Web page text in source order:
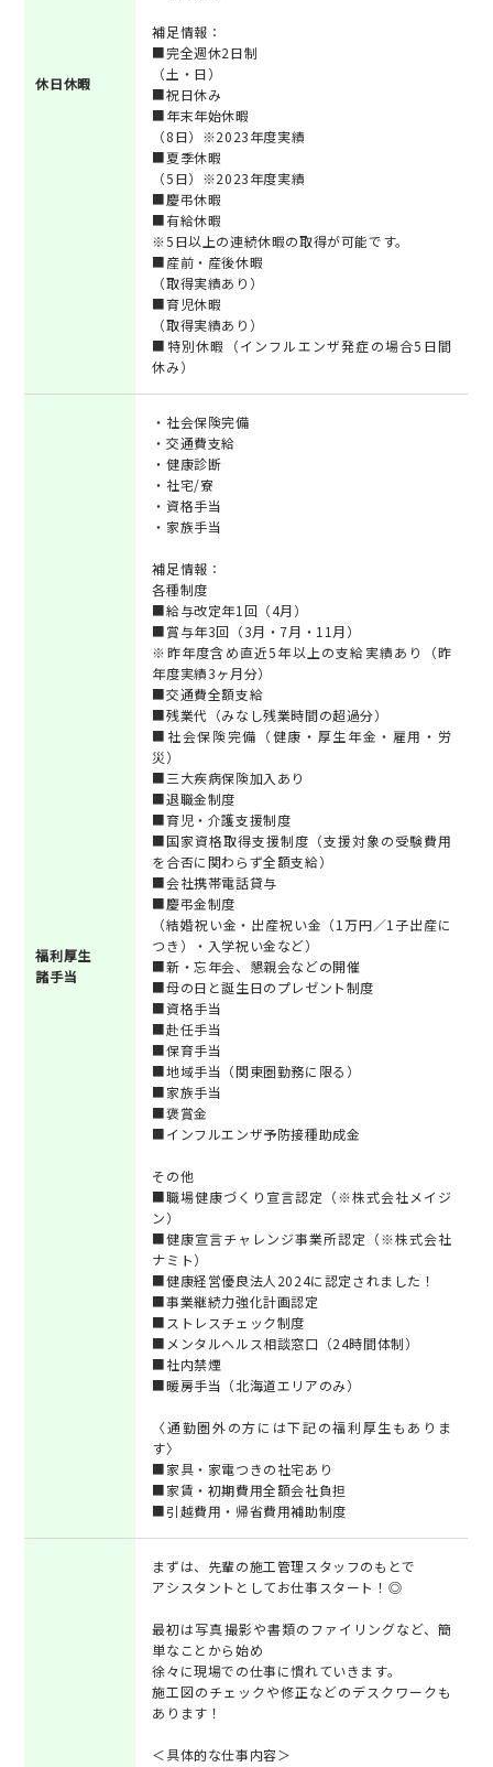
休日休暇
補足情報：
■完全週休2日制
（土・日）
■祝日休み
■年末年始休暇
（8日）※2023年度実績
■夏季休暇
（5日）※2023年度実績
■慶弔休暇
■有給休暇
※5日以上の連続休暇の取得が可能です。
■産前・産後休暇
（取得実績あり）
■育児休暇
（取得実績あり）
■特別休暇（インフルエンザ発症の場合5日間
休み）
福利厚生
諸手当
・社会保険完備
・交通費支給
・健康診断
・社宅/寮
・資格手当
・家族手当
補足情報：
各種制度
■給与改定年1回（4月）
■賞与年3回（3月・7月・11月）
※昨年度含め直近5年以上の支給実績あり（昨
年度実績3ヶ月分）
■交通費全額支給
■残業代（みなし残業時間の超過分）
■社会保険完備（健康・厚生年金・雇用・労
災）
■三大疾病保険加入あり
■退職金制度
■育児・介護支援制度
■国家資格取得支援制度（支援対象の受験費用
を合否に関わらず全額支給）
■会社携帯電話貸与
■慶弔金制度
（結婚祝い金・出産祝い金（1万円／1子出産に
つき）・入学祝い金など）
■新・忘年会、懇親会などの開催
■母の日と誕生日のプレゼント制度
■資格手当
■赴任手当
■保育手当
■地域手当（関東圏勤務に限る）
■家族手当
■褒賞金
■インフルエンザ予防接種助成金
その他
■職場健康づくり宣言認定（※株式会社メイジ
ン）
■健康宣言チャレンジ事業所認定（※株式会社
ナミト）
■健康経営優良法人2024に認定されました！
■事業継続力強化計画認定
■ストレスチェック制度
■メンタルヘルス相談窓口（24時間体制）
■社内禁煙
■暖房手当（北海道エリアのみ）
〈通勤圏外の方には下記の福利厚生もありま
す〉
■家具・家電つきの社宅あり
■家賃・初期費用全額会社負担
■引越費用・帰省費用補助制度
まずは、先輩の施工管理スタッフのもとで
アシスタントとしてお仕事スタート！◎
最初は写真撮影や書類のファイリングなど、簡
単なことから始め
徐々に現場での仕事に慣れていきます。
施工図のチェックや修正などのデスクワークも
あります！
＜具体的な仕事内容＞